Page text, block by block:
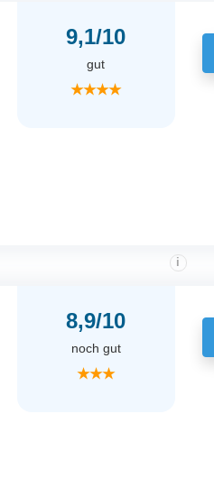
9,1/10
gut
★★★★
8,9/10
i
noch gut
★★★